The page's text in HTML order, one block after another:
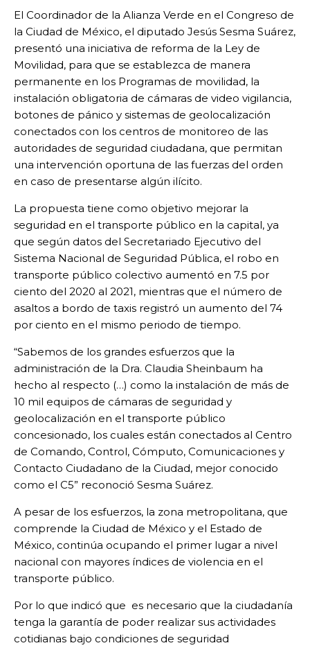
El Coordinador de la Alianza Verde en el Congreso de
la Ciudad de México, el diputado Jesús Sesma Suárez,
presentó una iniciativa de reforma de la Ley de
Movilidad, para que se establezca de manera
permanente en los Programas de movilidad, la
instalación obligatoria de cámaras de video vigilancia,
botones de pánico y sistemas de geolocalización
conectados con los centros de monitoreo de las
autoridades de seguridad ciudadana, que permitan
una intervención oportuna de las fuerzas del orden
en caso de presentarse algún ilícito.
La propuesta tiene como objetivo mejorar la
seguridad en el transporte público en la capital, ya
que según datos del Secretariado Ejecutivo del
Sistema Nacional de Seguridad Pública, el robo en
transporte público colectivo aumentó en 7.5 por
ciento del 2020 al 2021, mientras que el número de
asaltos a bordo de taxis registró un aumento del 74
por ciento en el mismo periodo de tiempo.
“Sabemos de los grandes esfuerzos que la
administración de la Dra. Claudia Sheinbaum ha
hecho al respecto (…) como la instalación de más de
10 mil equipos de cámaras de seguridad y
geolocalización en el transporte público
concesionado, los cuales están conectados al Centro
de Comando, Control, Cómputo, Comunicaciones y
Contacto Ciudadano de la Ciudad, mejor conocido
como el C5” reconoció Sesma Suárez.
A pesar de los esfuerzos, la zona metropolitana, que
comprende la Ciudad de México y el Estado de
México, continúa ocupando el primer lugar a nivel
nacional con mayores índices de violencia en el
transporte público.
Por lo que indicó que es necesario que la ciudadanía
tenga la garantía de poder realizar sus actividades
cotidianas bajo condiciones de seguridad